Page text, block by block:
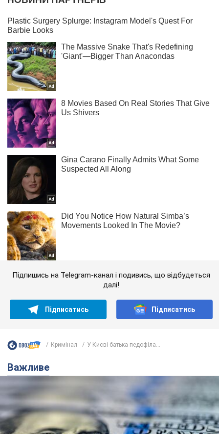
Підпишись на Telegram-канал і подивись, що відбудеться
далі!
Підписатись Підписатись
Кримінал У Києві батька-педофіла...
Важливе